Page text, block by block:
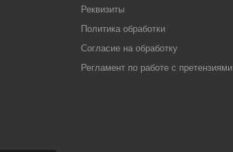
Реквизиты
Политика обработки
Согласие на обработку
Регламент по работе с претензиями